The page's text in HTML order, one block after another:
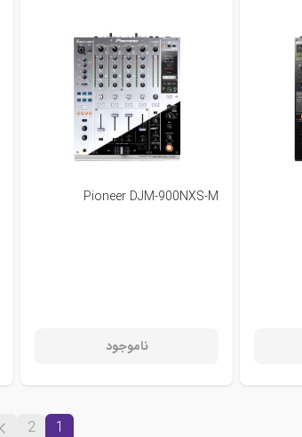
Pioneer DJM-900NXS-M
ناموجود
1
2